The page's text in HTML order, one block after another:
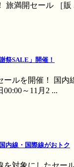
旅満開セール ［販
祭SALE」開催！
ールを開催！ 国
～11月2 ...
内線・国際線がおトク